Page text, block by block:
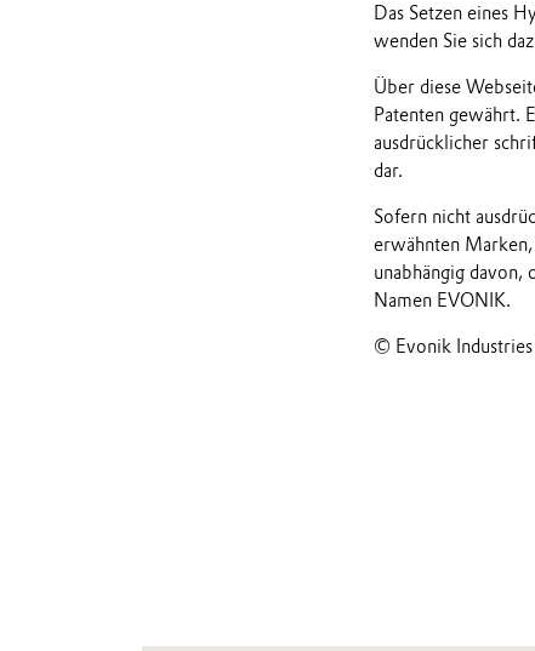
Das Setzen eines
wenden Sie sich
Über diese
Patenten gewährt.
ausdrücklicher
dar.
Sofern nicht
erwähnten
unabhängig
Namen EVONIK.
© Evonik